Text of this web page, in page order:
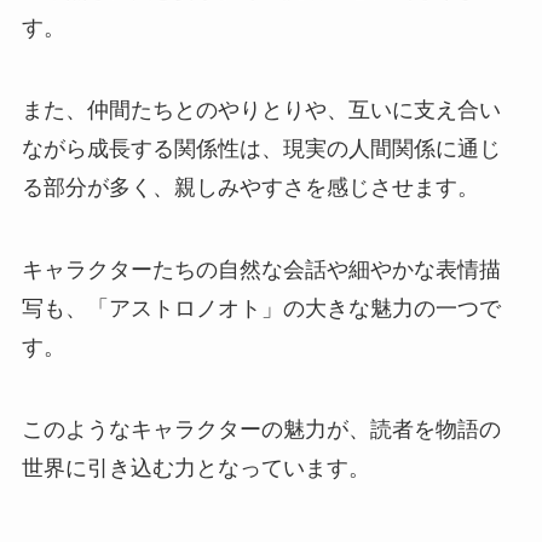
す。
また、仲間たちとのやりとりや、互いに支え合い
ながら成長する関係性は、現実の人間関係に通じ
る部分が多く、親しみやすさを感じさせます。
キャラクターたちの自然な会話や細やかな表情描
写も、「アストロノオト」の大きな魅力の一つで
す。
このようなキャラクターの魅力が、読者を物語の
世界に引き込む力となっています。